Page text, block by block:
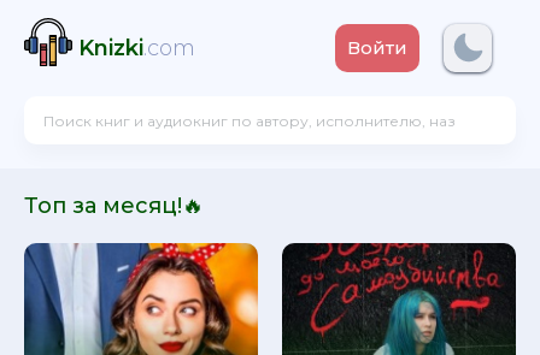
Knizki.com Войти
Топ за месяц!🔥